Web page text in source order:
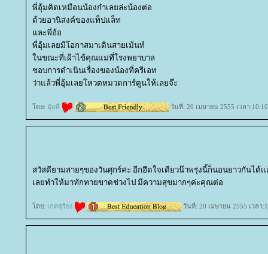
พี่อุ้มคิดเหมือนน้องก๋าเลยล่ะน้องต่อ
ด้วยอานิสงค์ของแท็ปแล็ท
ละพี่อ้อ
พี่อุ้มเลยมีโอกาสมาเดินสายเม้นท์
นขณะที่เฝ้าไข้คุณแม่ที่โรงพยาบาล
ชอบการดำเนินเรื่องของน้องที่ครีเอท
ว่าแล้วพี่อุ้มเลยโหวตหมวดการ์ตูนให้เลยจ๊ะ
ดย: อุ้มสี วันที่: 20 เมษายน 2555 เวลา
สวัสดียามสายๆของวันศุกร์ค่ะ อีกอึดใจเดียวน๊าพรุ่งนี้ก็นอนยาวกันได้แ
เลยทำให้มาทักทายขาดช่วงไป มีความสุขมากๆค่ะคุณต่อ
ดย: เกศสุริยง วันที่: 20 เมษายน 2555 เวลา